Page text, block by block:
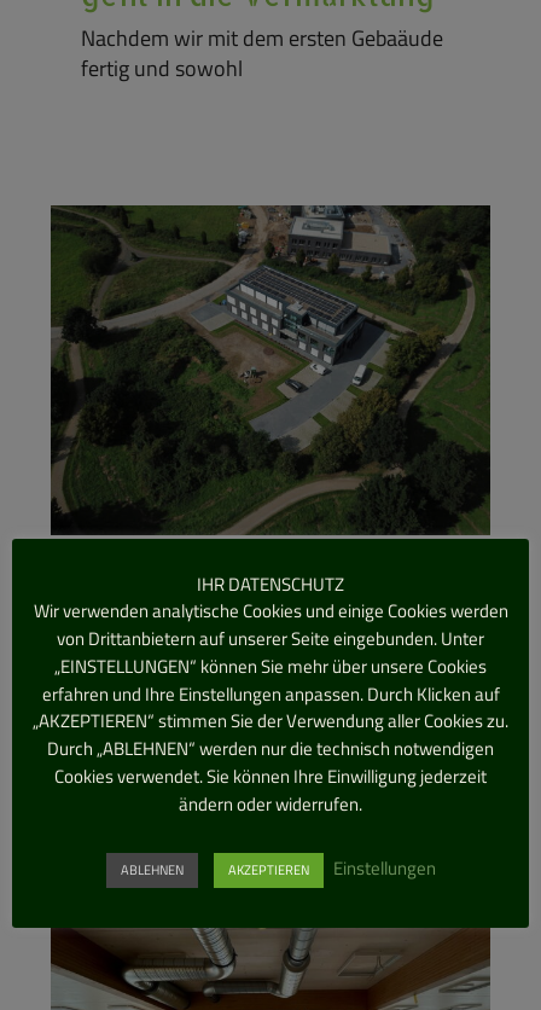
Nachdem wir mit dem ersten Gebaäude
fertig und sowohl
Grüner Bogen #1 – Erster
Bauabschnitt gebaut und
bezogen
Der erste Bauabschnitt ist fertig und
bezogen. Natürlich gab es
IHR DATENSCHUTZ
Wir verwenden analytische Cookies und einige Cookies werden
von Drittanbietern auf unserer Seite eingebunden. Unter
„EINSTELLUNGEN“ können Sie mehr über unsere Cookies
erfahren und Ihre Einstellungen anpassen. Durch Klicken auf
„AKZEPTIEREN“ stimmen Sie der Verwendung aller Cookies zu.
Durch „ABLEHNEN“ werden nur die technisch notwendigen
Cookies verwendet. Sie können Ihre Einwilligung jederzeit
ändern oder widerrufen.
ABLEHNEN AKZEPTIEREN Einstellungen